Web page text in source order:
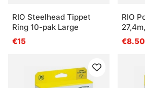
RIO Steelhead Tippet
Ring 10-pak Large
€15
RIO
€8.50